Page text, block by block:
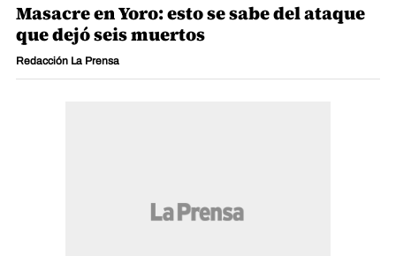
Masacre en Yoro: esto se sabe del ataque
que dejó seis muertos
Redacción La Prensa